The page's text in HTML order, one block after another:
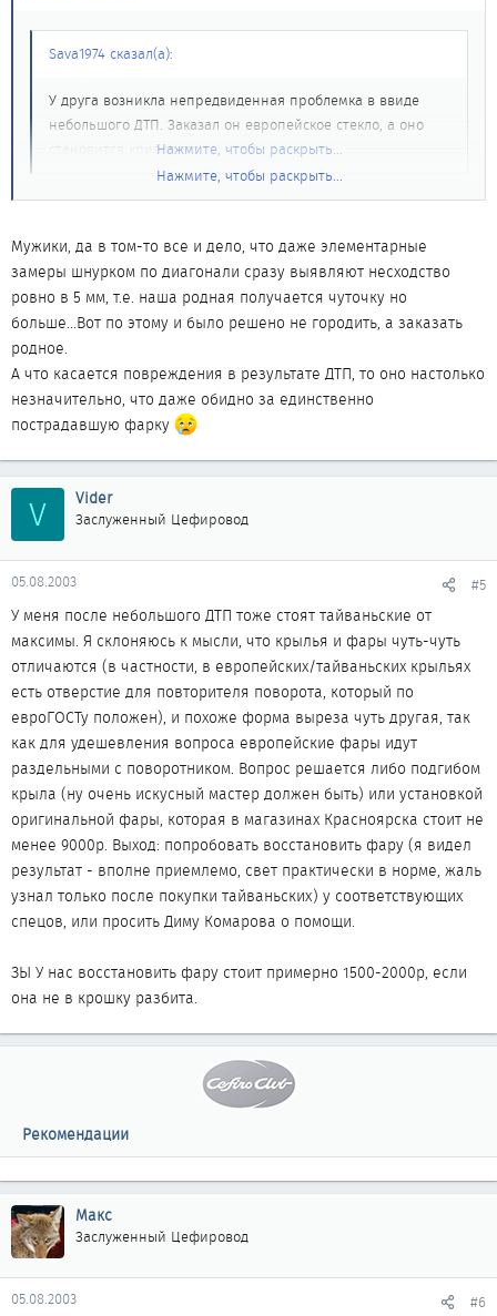
Sava1974 сказал(а):
У друга возникла непредвиденная проблемка в ввиде
небольшого ДТП. Заказал он европейское стекло, а оно
становится кривовато.Нажмите, чтобы раскрыть...
установленной оптики обсуждали, пришли к мнению, что она
является скорее следствием тех же ДТП, которые и послужили
причиной замены оптики...
Нажмите, чтобы раскрыть...
Мужики, да в том-то все и дело, что даже элементарные
замеры шнурком по диагонали сразу выявляют несходство
ровно в 5 мм, т.е. наша родная получается чуточку но
больше...Вот по этому и было решено не городить, а заказать
родное.
А что касается повреждения в результате ДТП, то оно настолько
незначительно, что даже обидно за единственно
пострадавшую фарку
V Vider
Заслуженный Цефировод
05.08.2003 #5
У меня после небольшого ДТП тоже стоят тайваньские от
максимы. Я склоняюсь к мысли, что крылья и фары чуть-чуть
отличаются (в частности, в европейских/тайваньских крыльях
есть отверстие для повторителя поворота, который по
евроГОСТу положен), и похоже форма выреза чуть другая, так
как для удешевления вопроса европейские фары идут
раздельными с поворотником. Вопрос решается либо подгибом
крыла (ну очень искусный мастер должен быть) или установкой
оригинальной фары, которая в магазинах Красноярска стоит не
менее 9000р. Выход: попробовать восстановить фару (я видел
результат - вполне приемлемо, свет практически в норме, жаль
узнал только после покупки тайваньских) у соответствующих
спецов, или просить Диму Комарова о помощи.
ЗЫ У нас восстановить фару стоит примерно 1500-2000р, если
она не в крошку разбита.
Рекомендации
Макс
Заслуженный Цефировод
05.08.2003 #6